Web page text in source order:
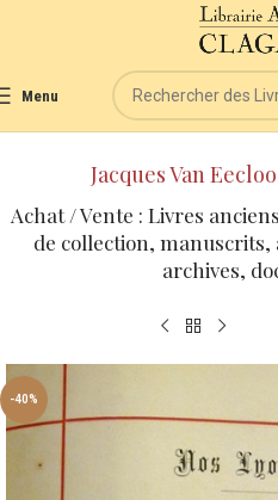
Menu
Jacques Van
Achat / Vente : Livres
de collection,
archives,
-40%